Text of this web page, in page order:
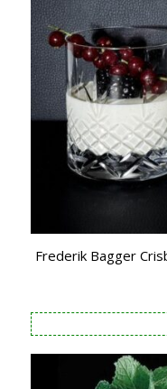
Frederik Bagger